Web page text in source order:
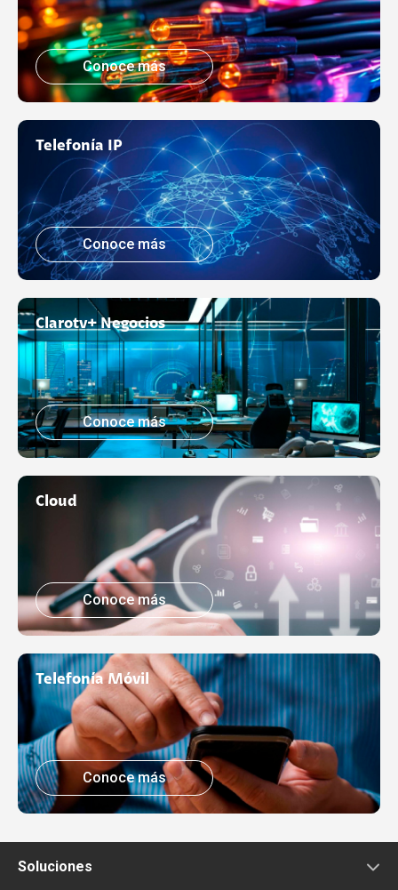
Conoce más
Telefonía IP
Conoce más
Clarotv+ Negocios
Conoce más
Cloud
Conoce más
Telefonía Móvil
Conoce más
Soluciones